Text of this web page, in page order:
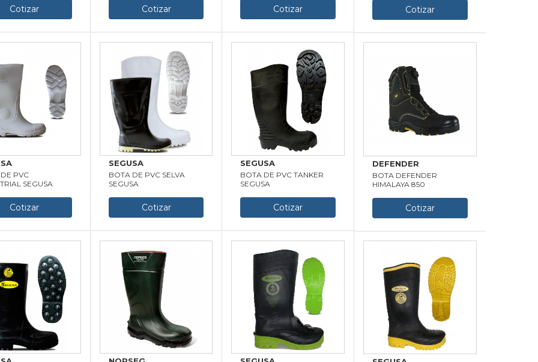
Cotizar Cotizar Cotizar Cotizar
PVC
SEGUSA
Cotizar
SEGUSA
BOTA DE PVC SELVA
SEGUSA
Cotizar
SEGUSA
BOTA DE PVC TANKER
SEGUSA
Cotizar
DEFENDER
BOTA DEFENDER
HIMALAYA 850
Cotizar